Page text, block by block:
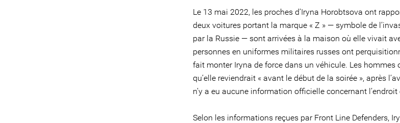
Le 13 mai 2022, les proches d’Iryna Horobtsova ont
deux voitures portant la marque « Z » — symbole de
par la Russie — sont arrivées à la maison où elle vivait
personnes en uniformes militaires russes ont
fait monter Iryna de force dans un véhicule. Les hommes
qu’elle reviendrait « avant le début de la soirée », après
n’y a eu aucune information officielle concernant l’endroit
Selon les informations reçues par Front Line Defenders,